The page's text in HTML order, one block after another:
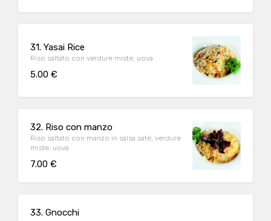
31. Yasai Rice
Riso saltato con verdure miste, uova
5.00 €
32. Riso con manzo
Riso saltato con manzo in salsa satè, verdure
miste, uova
7.00 €
33. Gnocchi